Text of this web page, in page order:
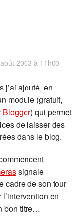
2003 à 11h00
j’ai ajouté, en
module (gratuit,
Blogger) qui permet
de laisser des
dans le blog.
signale
cadre de son tour
en
bon titre…